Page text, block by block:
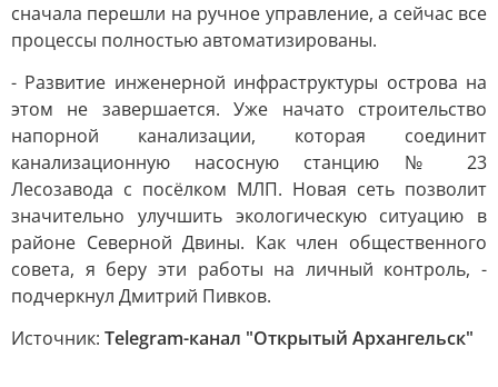
сначала перешли на ручное управление, а сейчас все
процессы полностью автоматизированы.
- Развитие инженерной инфраструктуры острова на
этом не завершается. Уже начато строительство
напорной канализации, которая соединит
канализационную насосную станцию № 23
Лесозавода с посёлком МЛП. Новая сеть позволит
значительно улучшить экологическую ситуацию в
районе Северной Двины. Как член общественного
совета, я беру эти работы на личный контроль, -
подчеркнул Дмитрий Пивков.
Источник: Telegram-канал "Открытый Архангельск"